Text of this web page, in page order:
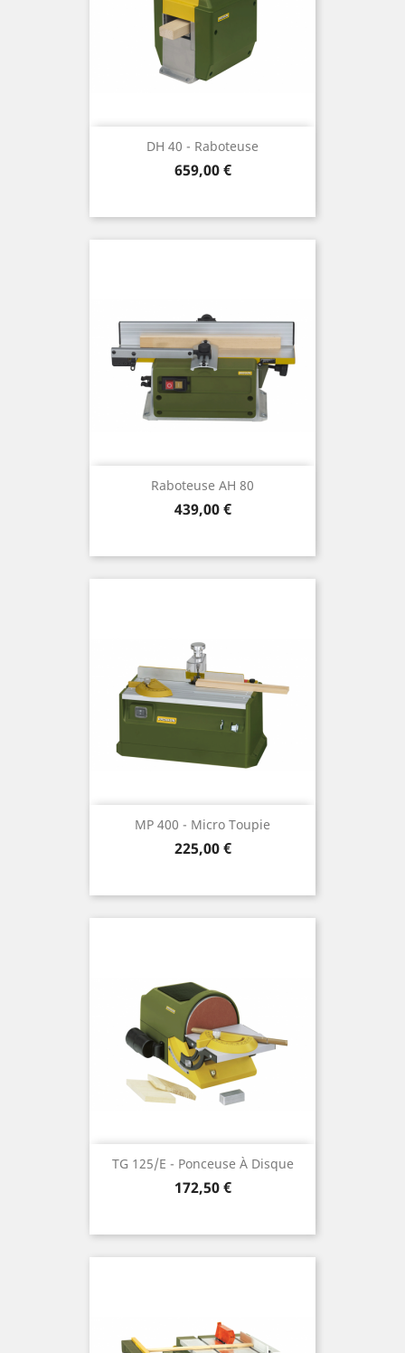
DH 40 - Raboteuse
Preis
659,00 €
Raboteuse AH 80
Preis
439,00 €
MP 400 - Micro Toupie
Preis
225,00 €
TG 125/E - Ponceuse À Disque
Preis
172,50 €